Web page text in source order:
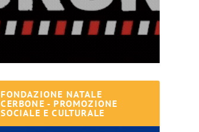
FONDAZIONE NATALE
CERBONE - PROMOZIONE
SOCIALE E CULTURALE